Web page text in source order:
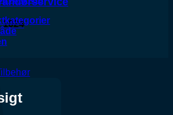
1024